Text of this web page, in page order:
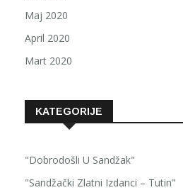
Maj 2020
April 2020
Mart 2020
KATEGORIJE
"Dobrodošli U Sandžak"
"Sandžački Zlatni Izdanci – Tutin"